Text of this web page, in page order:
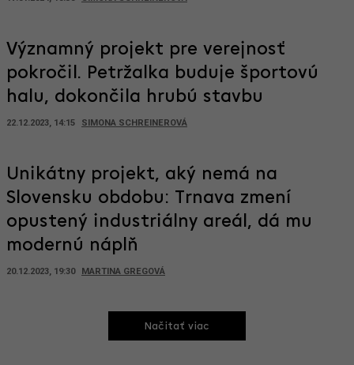
Významný projekt pre verejnosť
pokročil. Petržalka buduje športovú
halu, dokončila hrubú stavbu
22.12.2023, 14:15 SIMONA SCHREINEROVÁ
Unikátny projekt, aký nemá na
Slovensku obdobu: Trnava zmení
opustený industriálny areál, dá mu
modernú náplň
20.12.2023, 19:30 MARTINA GREGOVÁ
Načitať viac